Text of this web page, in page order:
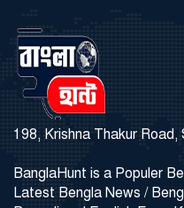
198, Krishna Thakur
BanglaHunt is a Populer
Latest Bengla News /